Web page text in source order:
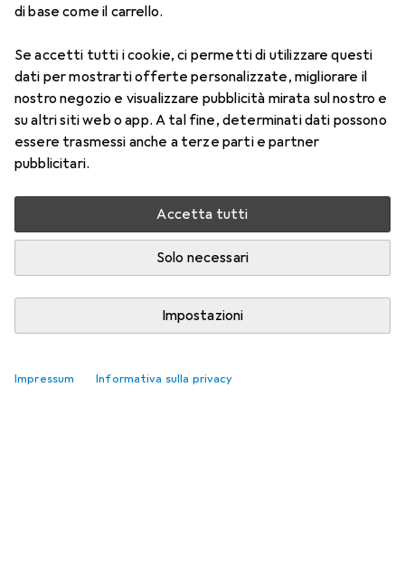
di base come il carrello.
Se accetti tutti i cookie, ci permetti di utilizzare questi
dati per mostrarti offerte personalizzate, migliorare il
nostro negozio e visualizzare pubblicità mirata sul nostro e
su altri siti web o app. A tal fine, determinati dati possono
essere trasmessi anche a terze parti e partner
pubblicitari.
Accetta tutti
Solo necessari
Impostazioni
Impressum Informativa sulla privacy